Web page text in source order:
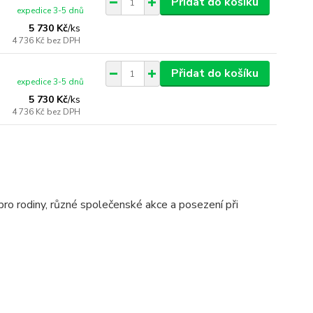
5 730 Kč/ks
4 736 Kč bez DPH
expedice 3-5 dnů
5 730 Kč/ks
4 736 Kč bez DPH
expedice 3-5 dnů
Přidat do košíku
rodiny, různé společenské akce a posezení při